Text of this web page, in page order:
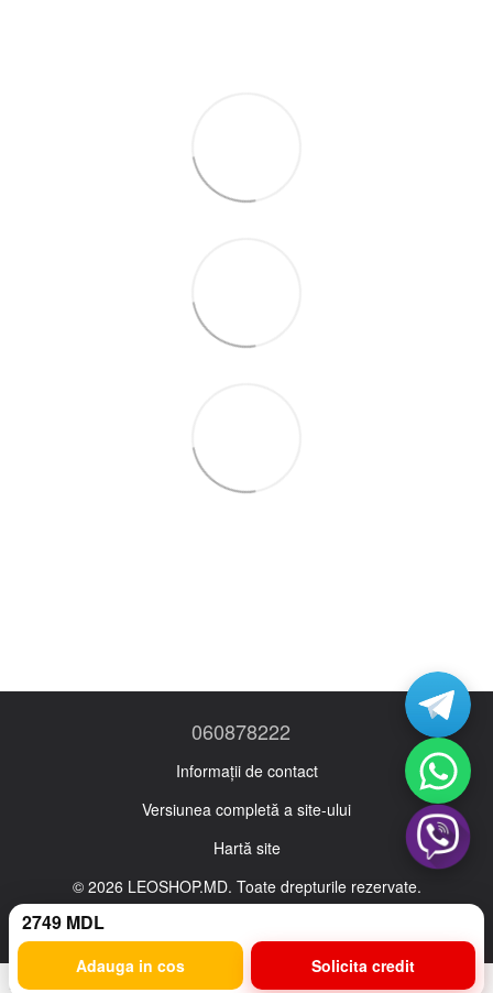
060878222
Informații de contact
Versiunea completă a site-ului
Hartă site
© 2026 LEOSHOP.MD. Toate drepturile rezervate.
Magazin online creat cu Horoshop
2749 MDL
Adauga in cos Solicita credit